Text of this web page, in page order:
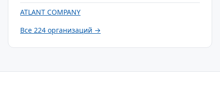
ATLANT COMPANY
Все 224 организаций →